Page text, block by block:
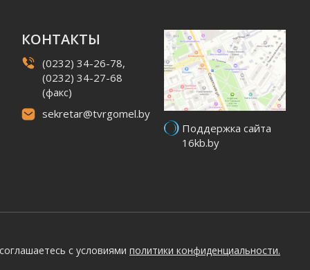
КОНТАКТЫ
(0232) 34-26-78,
(0232) 34-27-68
(факс)
sekretar@tvrgomel.by
Поддержка сайта
16kb.by
с условиями политики конфиденциальности.